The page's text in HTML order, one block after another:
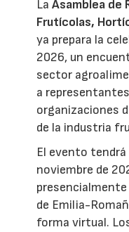
LaAsamblea de
Frutícolas,
ya prepara la
2026, un
sector
a
organizaciones
de la industria
El evento tendrá
noviembre de
de Emilia-
forma virtual.